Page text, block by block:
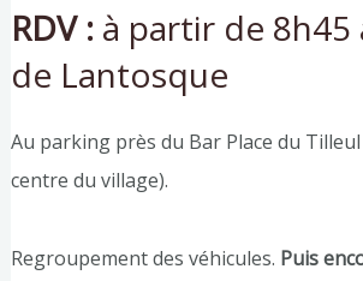
RDV : à partir de 8h45
de Lantosque
Au parking près du Bar Place du
centre du village).
Regroupement des véhicules. Puis